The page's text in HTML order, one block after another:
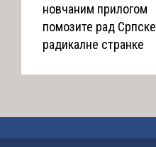
новчаним прилогом
помозите рад Српске
радикалне странке